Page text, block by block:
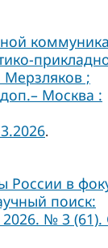
Мерзляков ;
Москва :
.
России в
поиск:
2026. № 3 (61).